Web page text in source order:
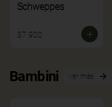
Schweppes
$7.900
Bambini Ver más